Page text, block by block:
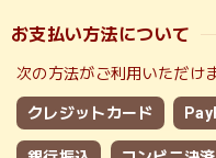
お支払い方法について
次の方法がご利用いただけ
クレジットカード